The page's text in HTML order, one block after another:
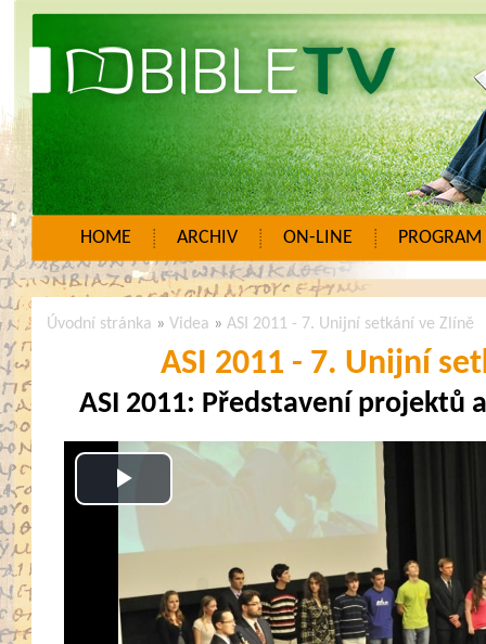
HOME ARCHIV ON-LINE PROGRAM
Úvodní stránka » Videa »ASI 2011 - 7. Unijní setkání ve Zlíně
ASI 2011 - 7. Unijní
ASI 2011: Představení projektů
Play
Video